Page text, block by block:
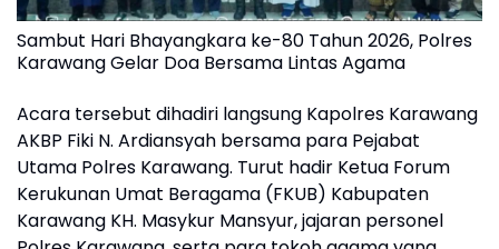
Sambut Hari Bhayangkara ke-80 Tahun 2026, Polres
Karawang Gelar Doa Bersama Lintas Agama
Acara tersebut dihadiri langsung Kapolres Karawang
AKBP Fiki N. Ardiansyah bersama para Pejabat
Utama Polres Karawang. Turut hadir Ketua Forum
Kerukunan Umat Beragama (FKUB) Kabupaten
Karawang KH. Masykur Mansyur, jajaran personel